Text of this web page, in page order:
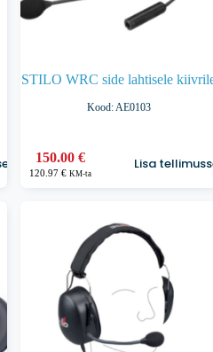
STILO WRC side lahtisele
Kood: AE0103
150.00€
120.97€ KM-ta
Lisa